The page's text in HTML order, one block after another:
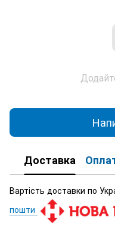
Доставка
Вартість доставки по
пошти